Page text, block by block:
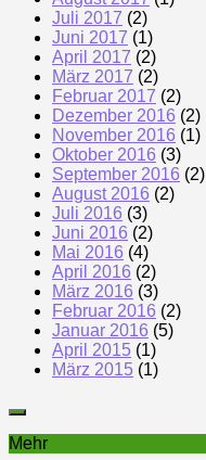
Juli 2017 (2)
Juni 2017 (1)
April 2017 (2)
März 2017 (2)
Februar 2017 (2)
Dezember 2016 (2)
November 2016 (1)
Oktober 2016 (3)
September 2016 (2)
August 2016 (2)
Juli 2016 (3)
Juni 2016 (2)
Mai 2016 (4)
April 2016 (2)
März 2016 (3)
Februar 2016 (2)
Januar 2016 (5)
April 2015 (1)
März 2015 (1)
Mehr